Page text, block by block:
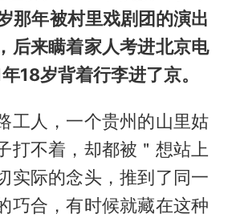
那年被村里戏剧团的演出
后来瞒着家人考进北京电
18岁背着行李进了京。
工人，一个贵州的山里姑
打不着，却都被＂想站上
实际的念头，推到了同一
巧合，有时候就藏在这种